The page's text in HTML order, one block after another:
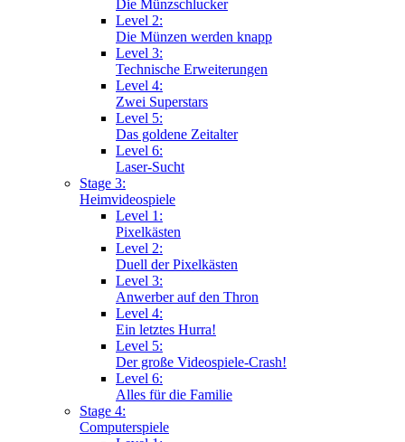
Die Münzschlucker
Level 2:
Die Münzen werden knapp
Level 3:
Technische Erweiterungen
Level 4:
Zwei Superstars
Level 5:
Das goldene Zeitalter
Level 6:
Laser-Sucht
Stage 3:
Heimvideospiele
Level 1:
Pixelkästen
Level 2:
Duell der Pixelkästen
Level 3:
Anwerber auf den Thron
Level 4:
Ein letztes Hurra!
Level 5:
Der große Videospiele-Crash!
Level 6:
Alles für die Familie
Stage 4:
Computerspiele